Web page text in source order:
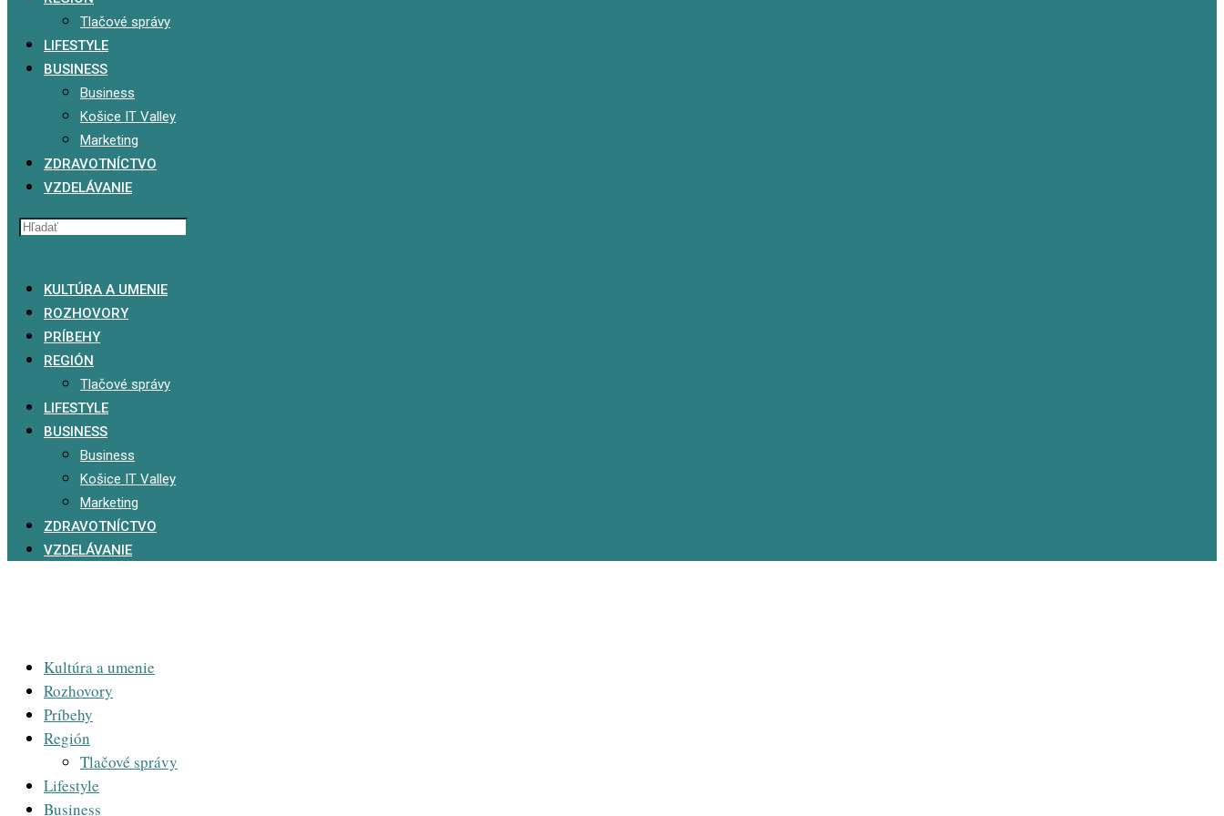
Tlačové správy
LIFESTYLE
BUSINESS
Business
Košice IT Valley
Marketing
ZDRAVOTNÍCTVO
VZDELÁVANIE
KULTÚRA A UMENIE
ROZHOVORY
PRÍBEHY
REGIÓN
Tlačové správy
LIFESTYLE
BUSINESS
Business
Košice IT Valley
Marketing
ZDRAVOTNÍCTVO
VZDELÁVANIE
Kultúra a umenie
Rozhovory
Príbehy
Región
Tlačové správy
Lifestyle
Business